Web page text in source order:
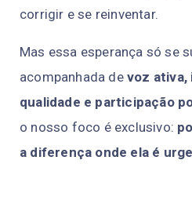
corrigir e se reinventar.
Mas essa esperança só se
acompanhada de voz ativa,
qualidade e participação
o nosso foco é exclusivo:
a diferença onde ela é